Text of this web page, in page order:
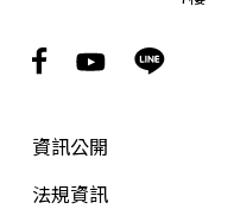
資訊公開
法規資訊